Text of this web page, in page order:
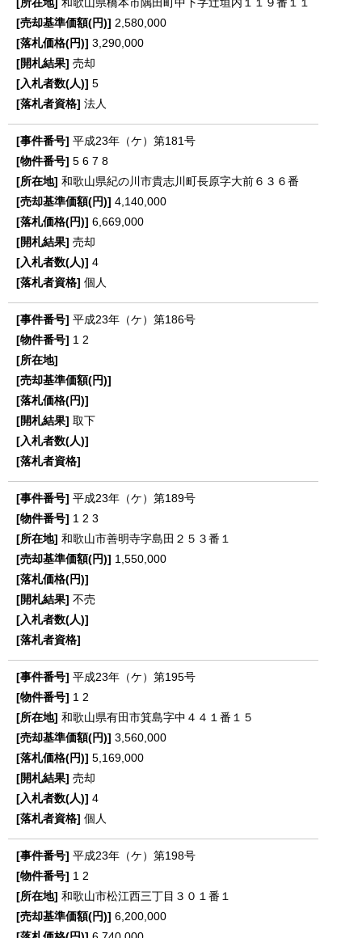
2,580,000
3,290,000
売却
5
法人
平成23年（ケ）第181号
5 6 7 8
和歌山県紀の川市貴志川町長原字大前６３６番
4,140,000
6,669,000
売却
4
個人
平成23年（ケ）第186号
1 2
取下
平成23年（ケ）第189号
1 2 3
和歌山市善明寺字島田２５３番１
1,550,000
不売
平成23年（ケ）第195号
1 2
和歌山県有田市箕島字中４４１番１５
3,560,000
5,169,000
売却
4
個人
平成23年（ケ）第198号
1 2
和歌山市松江西三丁目３０１番１
6,200,000